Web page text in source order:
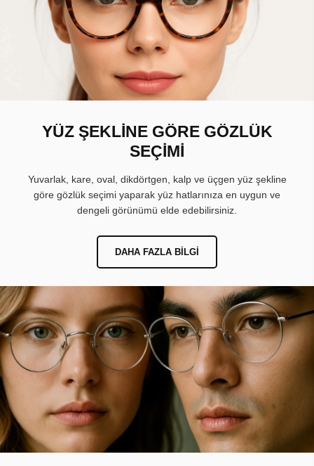
YÜZ ŞEKLİNE GÖRE GÖZLÜK
SEÇİMİ
Yuvarlak, kare, oval, dikdörtgen, kalp ve üçgen yüz şekline
göre gözlük seçimi yaparak yüz hatlarınıza en uygun ve
dengeli görünümü elde edebilirsiniz.
DAHA FAZLA BILGI